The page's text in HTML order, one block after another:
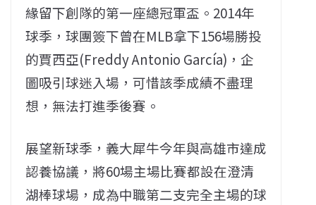
緣留下創隊的第一座總冠軍盃。2014年
球季，球團簽下曾在MLB拿下156場勝投
的賈西亞(Freddy Antonio García)，企
圖吸引球迷入場，可惜該季成績不盡理
想，無法打進季後賽。
展望新球季，義大犀牛今年與高雄市達成
認養協議，將60場主場比賽都設在澄清
湖棒球場，成為中職第二支完全主場的球